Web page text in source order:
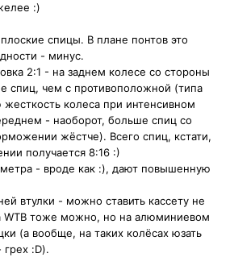
:)
плоские спицы. В плане понтов это
- минус.
2:1 - на заднем колесе со стороны
спиц, чем с противоположной (типа
колеса при интенсивном
- наоборот, больше спиц со
жёстче). Всего спиц, кстати,
получается 8:16 :)
- вроде как :), дают повышенную
втулки - можно ставить кассету не
WTB тоже можно, но на алюминиевом
(а вообще, на таких колёсах юзать
грех :D).